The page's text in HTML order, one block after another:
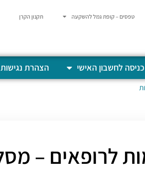
טפסים – קופת גמל להשקעה תקנון הקרן
כניסה לחשבון האישי הצהרת נגישות